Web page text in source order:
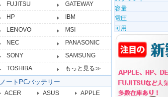
FUJITSU
GATEWAY
HP
IBM
LENOVO
MSI
NEC
PANASONIC
SONY
SAMSUNG
TOSHIBA
もっと見る≫
ノートPCバッテリー
ACER ASUS
APPLE
容量
電圧
可用